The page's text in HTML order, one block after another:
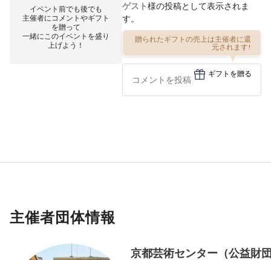
イベント前でも後でも
主催者にコメントやギフト
を贈って
一緒にこのイベントを盛り
上げよう！
ゲスト様の投稿として表示されま
す。
贈られたギフトの売上は主催者に還
元されます!
ギフトを贈る
主催者団体情報
京都芸術センター（公益財